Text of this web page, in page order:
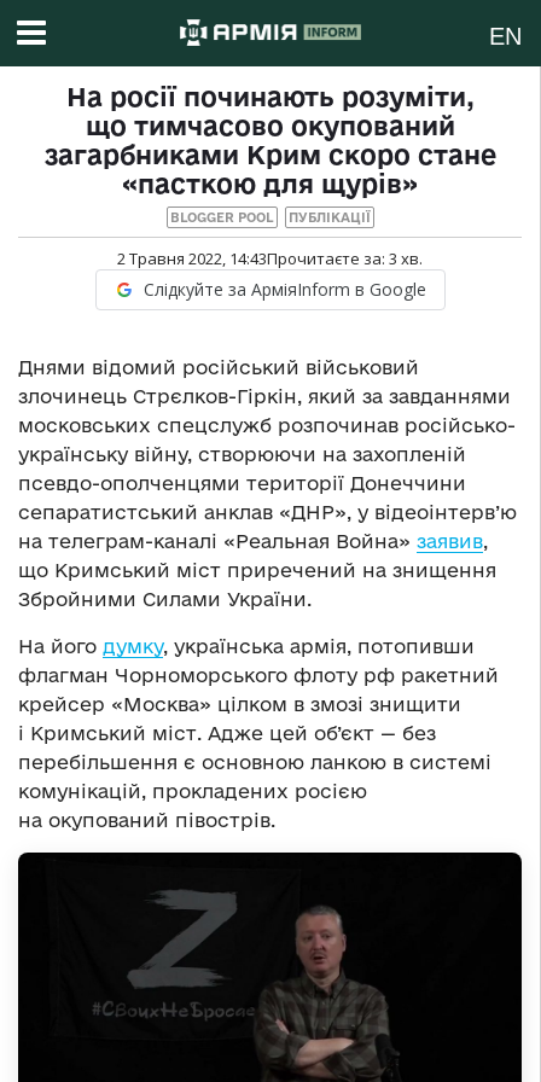
EN
На росії починають розуміти,
що тимчасово окупований
загарбниками Крим скоро стане
«пасткою для щурів»
BLOGGER POOL ПУБЛІКАЦІЇ
2 Травня 2022, 14:43Прочитаєте за: 3 хв.
Слідкуйте за АрміяInform в Google
Днями відомий російський військовий
злочинець Стрєлков-Гіркін, який за завданнями
московських спецслужб розпочинав російсько-
українську війну, створюючи на захопленій
псевдо-ополченцями території Донеччини
сепаратистський анклав «ДНР», у відеоінтерв’ю
на телеграм-каналі «Реальная Война» заявив,
що Кримський міст приречений на знищення
Збройними Силами України.
На його думку, українська армія, потопивши
флагман Чорноморського флоту рф ракетний
крейсер «Москва» цілком в змозі знищити
і Кримський міст. Адже цей об’єкт — без
перебільшення є основною ланкою в системі
комунікацій, прокладених росією
на окупований півострів.